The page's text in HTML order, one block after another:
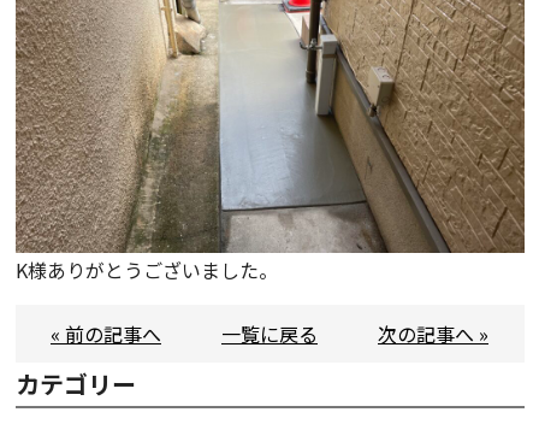
K様ありがとうございました。
« 前の記事へ 一覧に戻る 次の記事へ »
カテゴリー